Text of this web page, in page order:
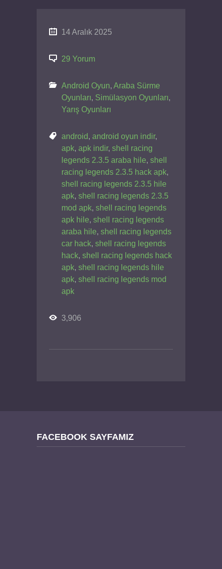
14 Aralık 2025
29 Yorum
Android Oyun, Araba Sürme
Oyunları, Simülasyon Oyunları,
Yarış Oyunları
android, android oyun indir,
apk, apk indir, shell racing
legends 2.3.5 araba hile, shell
racing legends 2.3.5 hack apk,
shell racing legends 2.3.5 hile
apk, shell racing legends 2.3.5
mod apk, shell racing legends
apk hile, shell racing legends
araba hile, shell racing legends
car hack, shell racing legends
hack, shell racing legends hack
apk, shell racing legends hile
apk, shell racing legends mod
apk
3,906
FACEBOOK SAYFAMIZ